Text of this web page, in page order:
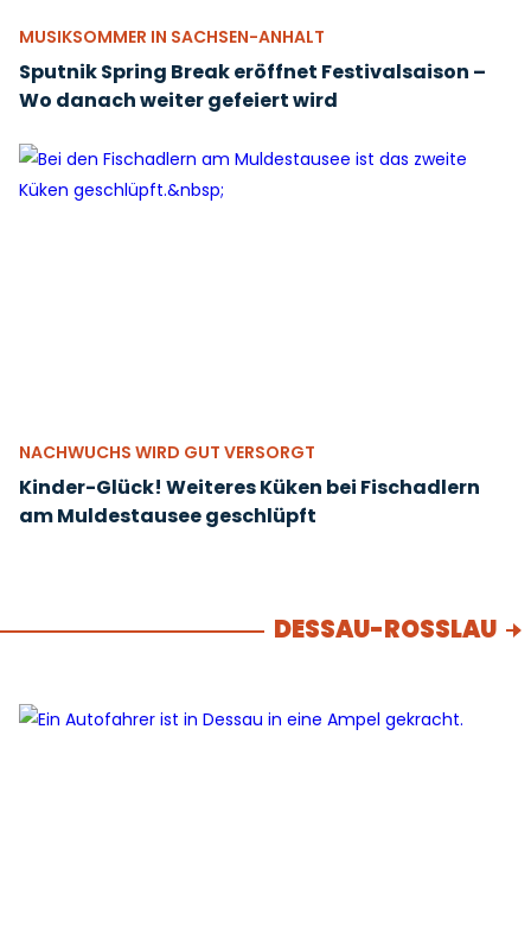
MUSIKSOMMER IN SACHSEN-ANHALT
Sputnik Spring Break eröffnet Festivalsaison –
Wo danach weiter gefeiert wird
NACHWUCHS WIRD GUT VERSORGT
Kinder-Glück! Weiteres Küken bei Fischadlern
am Muldestausee geschlüpft
DESSAU-ROSSLAU